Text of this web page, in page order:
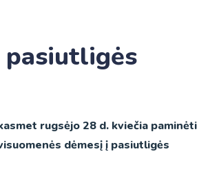
pasiutligės
rugsėjo 28 d. kviečia paminėti
dėmesį į pasiutligės